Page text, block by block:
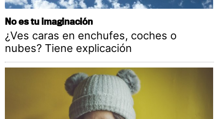
No es tu imaginación
¿Ves caras en enchufes, coches o
nubes? Tiene explicación